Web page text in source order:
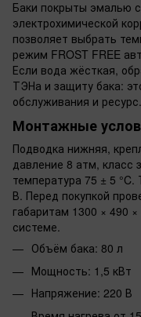
Баки покрыты эмалью
электрохимической
позволяет выбрать
режим FROST FREE
Если вода жёсткая,
ТЭНа и защиту бака:
обслуживания и ресурс.
Монтажные
Подводка нижняя,
давление 8 атм, класс
температура 75 ± 5
В. Перед покупкой
габаритам 1300 × 490
системе.
Объём бака: 80 л
Мощность: 1,5 кВт
Напряжение: 220 В